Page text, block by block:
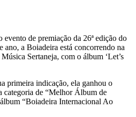
de premiação da 26ª edição do
a Boiadeira está concorrendo na
Sertaneja, com o álbum ‘Let’s
primeira indicação, ela ganhou o
categoria de “Melhor Álbum de
“Boiadeira Internacional Ao